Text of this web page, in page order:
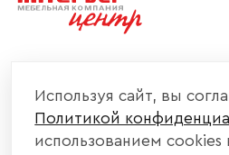
КАТАЛОГ МЕБЕЛИ
Используя сайт, вы
Политикой
использованием cookies